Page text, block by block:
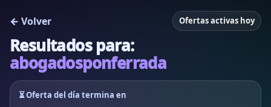
← Volver Ofertas activas hoy
Resultados para:
abogadosponferrada
⏳ Oferta del día termina en